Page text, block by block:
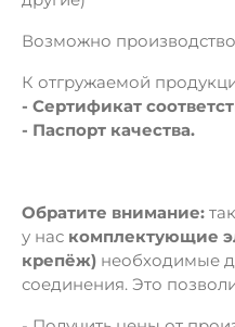
Возможно
К отгружаемой
- Сертификат
- Паспорт качества.
Обратите внимание:
у нас комплектующие
крепёж) необходимые
соединения. Это